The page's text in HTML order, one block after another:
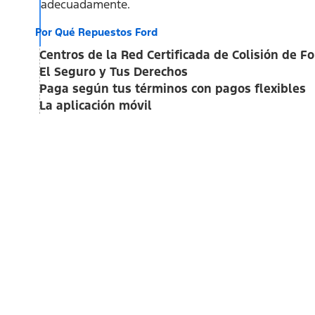
adecuadamente.
Por Qué Repuestos Ford
Centros de la Red Certificada de Colisión de
El Seguro y Tus Derechos
Paga según tus términos con pagos flexibles
La aplicación móvil